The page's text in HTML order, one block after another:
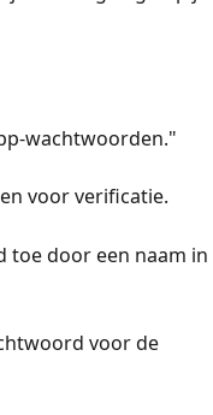
wachtwoorden."
voor verificatie.
toe door een naam in
voor de